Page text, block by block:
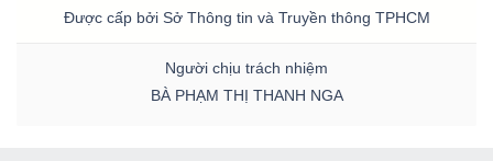
Được cấp bởi Sở Thông tin và Truyền thông TPHCM
Người chịu trách nhiệm
BÀ PHẠM THỊ THANH NGA